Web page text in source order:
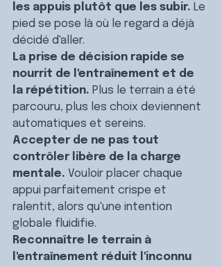
les appuis plutôt que les subir. Le
pied se pose là où le regard a déjà
décidé d'aller.
La prise de décision rapide se
nourrit de l'entraînement et de
la répétition. Plus le terrain a été
parcouru, plus les choix deviennent
automatiques et sereins.
Accepter de ne pas tout
contrôler libère de la charge
mentale. Vouloir placer chaque
appui parfaitement crispe et
ralentit, alors qu'une intention
globale fluidifie.
Reconnaître le terrain à
l'entraînement réduit l'inconnu